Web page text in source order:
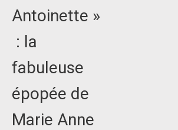
Antoinette »
: la
fabuleuse
épopée de
Marie Anne